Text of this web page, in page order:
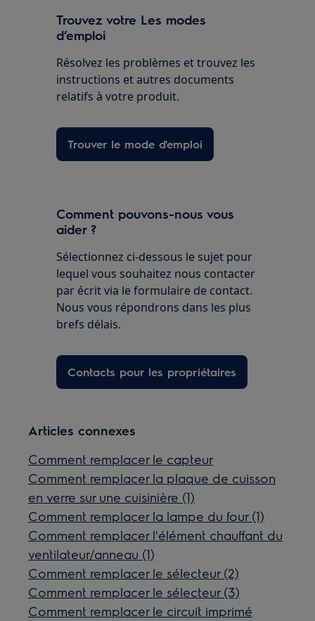
Trouvez votre Les modes
d’emploi
Résolvez les problèmes et trouvez les
instructions et autres documents
relatifs à votre produit.
Trouver le mode d'emploi
Comment pouvons-nous vous
aider ?
Sélectionnez ci-dessous le sujet pour
lequel vous souhaitez nous contacter
par écrit via le formulaire de contact.
Nous vous répondrons dans les plus
brefs délais.
Contacts pour les propriétaires
Articles connexes
Comment remplacer le capteur
Comment remplacer la plaque de cuisson
en verre sur une cuisinière (1)
Comment remplacer la lampe du four (1)
Comment remplacer l'élément chauffant du
ventilateur/anneau (1)
Comment remplacer le sélecteur (2)
Comment remplacer le sélecteur (3)
Comment remplacer le circuit imprimé